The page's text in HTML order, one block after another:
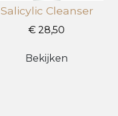
Salicylic Cleanser
€ 28,50
Bekijken